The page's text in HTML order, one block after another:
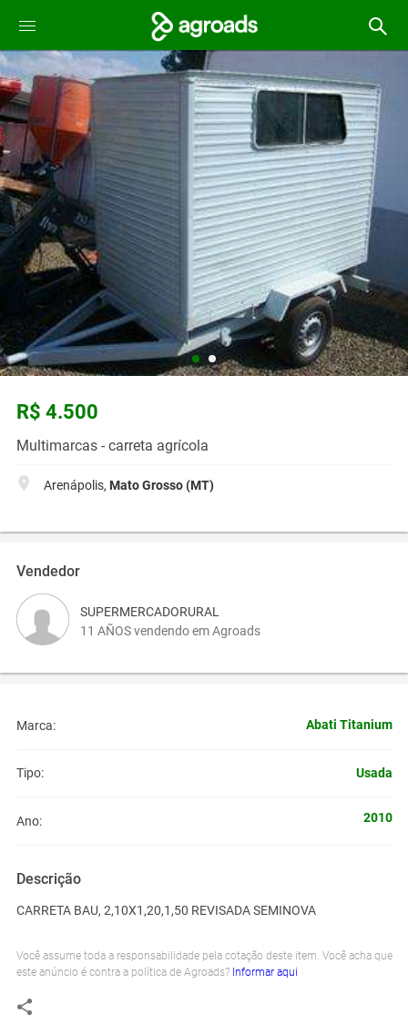
R$ 4.500
Multimarcas - carreta agrícola
Arenápolis, Mato Grosso (MT)
Vendedor
SUPERMERCADORURAL
11 AÑOS vendendo em Agroads
Marca: Abati Titanium
Tipo: Usada
Ano: 2010
Descrição
CARRETA BAU, 2,10X1,20,1,50 REVISADA SEMINOVA
Você assume toda a responsabilidade pela cotação deste item. Você acha que
este anúncio é contra a política de Agroads? Informar aqui